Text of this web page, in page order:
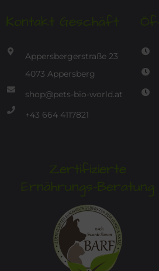
Kontakt Geschäft
Appersbergerstraße 23
4073 Appersberg
shop@pets-bio-world.at
+43 664 4117821
Zertifizierte
Ernährungs-Beratung